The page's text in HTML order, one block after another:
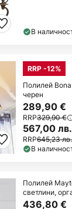
В
RRP -12%
Полилей
черен
289,90 €
RRP329,90 €
567,00 лв.
RRP645,23 лв.
В
Полилей
светлини,
436,80 €